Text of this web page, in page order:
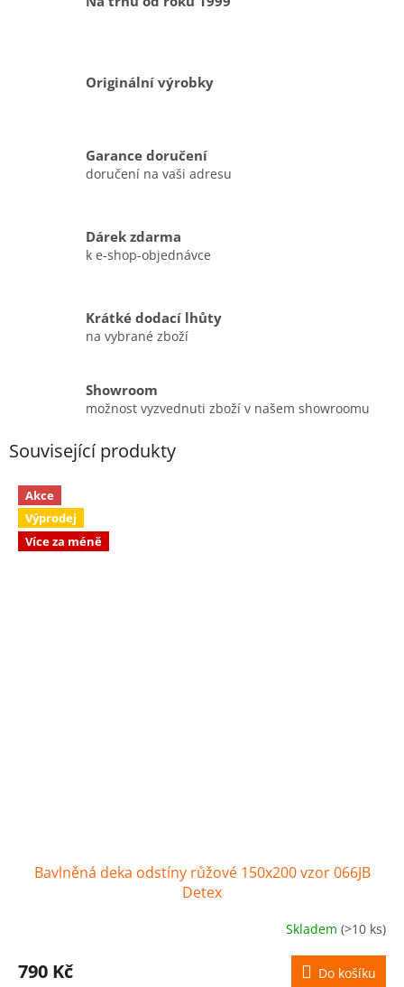
Originální výrobky
Garance doručení
doručení na vaši adresu
Dárek zdarma
k e-shop-objednávce
Krátké dodací lhůty
na vybrané zboží
Showroom
možnost vyzvednuti zboží v našem showroomu
Související produkty
Akce
Výprodej
Více za méně
Bavlněná deka odstíny růžové 150x200 vzor 066JB
Detex
Skladem (>10 ks)
790 Kč Do košíku